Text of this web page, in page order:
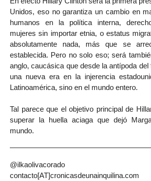
Unidos, eso no garantiza un cambio en
humanos en la política interna,
mujeres sin importar etnia, o estatus
absolutamente nada, más que se
establecida. Pero no solo eso; será
anglo, caucásica que desde la antípoda
una nueva era en la injerencia
Latinoamérica, sino en el mundo entero.
Tal parece que el objetivo principal de
superar la huella aciaga que dejó
mundo.
@ilkaolivacorado
contacto[AT]cronicasdeunainquilina.com